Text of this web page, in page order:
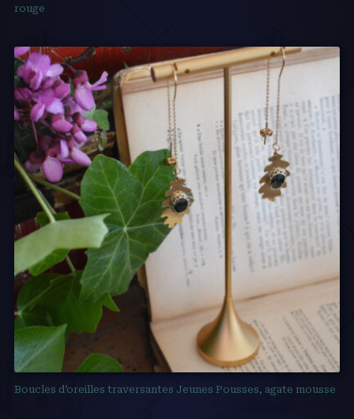
rouge
Boucles d’oreilles traversantes Jeunes Pousses, agate mousse